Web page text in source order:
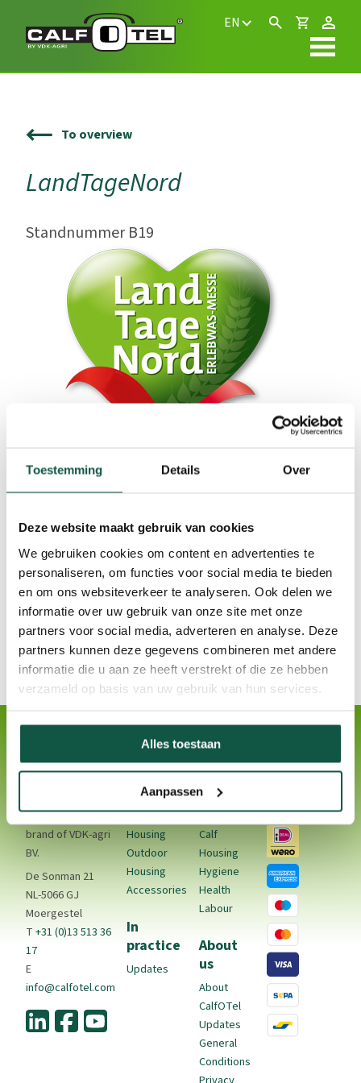
Toestemming Details Over
Deze website maakt gebruik van cookies
We gebruiken cookies om content en advertenties te
personaliseren, om functies voor social media te bieden
en om ons websiteverkeer te analyseren. Ook delen we
informatie over uw gebruik van onze site met onze
partners voor social media, adverteren en analyse. Deze
partners kunnen deze gegevens combineren met andere
informatie die u aan ze heeft verstrekt of die ze hebben
verzameld op basis van uw gebruik van hun services.
Alles toestaan
Aanpassen
EN
To overview
LandTageNord
Standnummer B19
CalfOTel is a
brand of VDK-agri
BV.
De Sonman 21
NL-5066 GJ
Moergestel
T+31 (0)13 513 36
17
E
info@calfotel.com
Products
Indoor
Housing
Outdoor
Housing
Accessories
In
practice
Updates
Calf
Rearing
Calf
Housing
Hygiene
Health
Labour
About
us
About
CalfOTel
Updates
General
Conditions
Methods